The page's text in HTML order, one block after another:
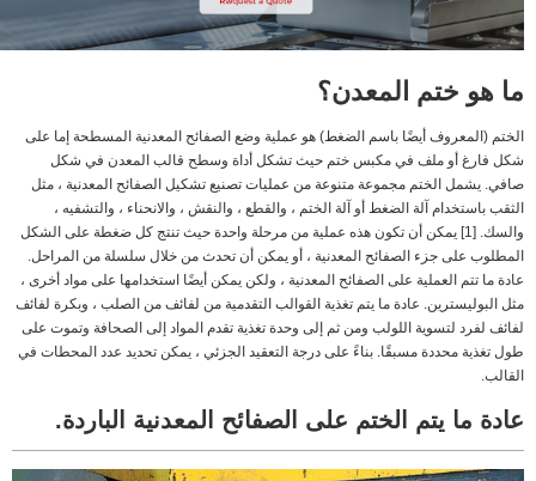
ما هو ختم المعدن؟
الختم (المعروف أيضًا باسم الضغط) هو عملية وضع الصفائح المعدنية المسطحة إما على
شكل فارغ أو ملف في مكبس ختم حيث تشكل أداة وسطح قالب المعدن في شكل
صافي. يشمل الختم مجموعة متنوعة من عمليات تصنيع تشكيل الصفائح المعدنية ، مثل
الثقب باستخدام آلة الضغط أو آلة الختم ، والقطع ، والنقش ، والانحناء ، والتشفيه ،
والسك. [1] يمكن أن تكون هذه عملية من مرحلة واحدة حيث تنتج كل ضغطة على الشكل
المطلوب على جزء الصفائح المعدنية ، أو يمكن أن تحدث من خلال سلسلة من المراحل.
عادة ما تتم العملية على الصفائح المعدنية ، ولكن يمكن أيضًا استخدامها على مواد أخرى ،
مثل البوليسترين. عادة ما يتم تغذية القوالب التقدمية من لفائف من الصلب ، وبكرة لفائف
لفائف لفرد لتسوية اللولب ومن ثم إلى وحدة تغذية تقدم المواد إلى الصحافة وتموت على
طول تغذية محددة مسبقًا. بناءً على درجة التعقيد الجزئي ، يمكن تحديد عدد المحطات في
القالب.
عادة ما يتم الختم على الصفائح المعدنية الباردة.